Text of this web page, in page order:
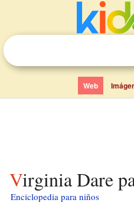
Web
Virginia Dare
Enciclopedia para niños